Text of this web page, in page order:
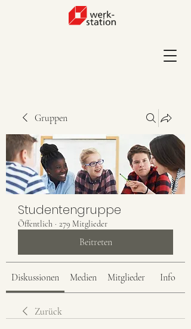
Gruppen
Studentengruppe
Öffentlich · 279 Mitglieder
Beitreten
Diskussionen Medien Mitglieder Info
Zurück